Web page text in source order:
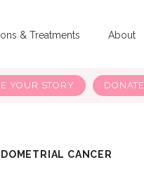
& Treatments About
YOUR STORY DONATE
CANCER